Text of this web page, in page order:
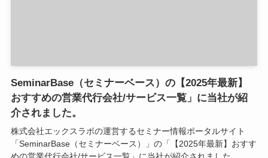
SeminarBase（セミナーベース）の【2025年最新】
おすすめの営業代行会社/サービス一覧」に当社が紹
介されました。
株式会社エックスラボの運営するセミナー情報ポータルサイト
「SeminarBase（セミナーベース）」の「【2025年最新】おすす
めの営業代行会社/サービス一覧」に当社が紹介されました。